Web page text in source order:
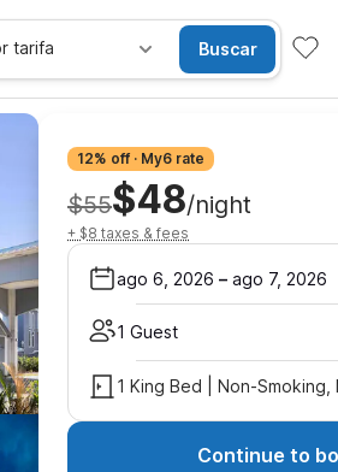
tarifa Buscar
12% off · My6 rate
$55$48/night
+ $8 taxes & fees
ago 6, 2026 – ago 7, 2026
1 Guest
1 King Bed | Non-Smoking,
Continue to